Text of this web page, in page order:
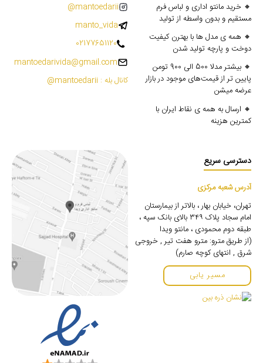
🔸 خرید مانتو اداری و لباس فرم
مستقیم و بدون واسطه از تولید
🔸 همه ی مدل ها با بهترن کیفیت
دوخت و پارچه تولید شدن
🔸 بیشتر مدلا 500 الی 900 تومن
پایین تر از قیمت‌های موجود در بازار
عرضه میشن
🔸 ارسال به همه ی نقاط ایران با
کمترین هزینه
mantoedarii@
manto_vida
02177651120
mantoedarivida@gmail.com
کانال بله : mantoedarii@
دسترسی سریع
آدرس شعبه مرکزی
تهران، خیابان بهار ، بالاتر از بیمارستان
امام سجاد پلاک ۳۴۹ بالای بانک سپه ،
طبقه دوم محمودی ، مانتو ویدا
(از طریق مترو: مترو هفت تیر , خروجی
شرق , انتهای کوچه صارم)
مسیر یابی